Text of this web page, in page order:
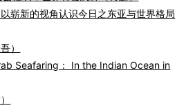
崭新的视角认识今日之东亚与世界格局
）
Seafaring： In the Indian Ocean in